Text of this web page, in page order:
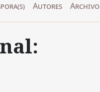
Autores Archivo